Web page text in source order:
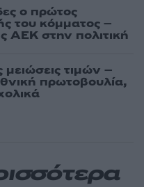
ο πρώτος
του κόμματος –
ΑΕΚ στην πολιτική
τιμών –
πρωτοβουλία,